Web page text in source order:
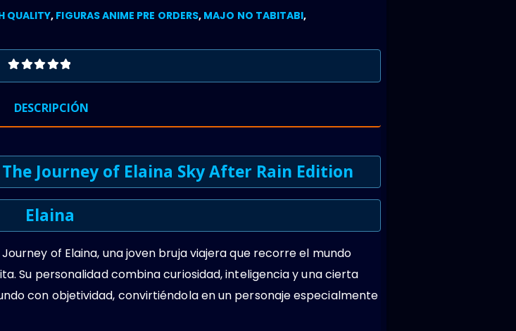
QUALITY, FIGURAS ANIME PRE ORDERS, MAJO NO TABITABI,
DESCRIPCIÓN
Journey of Elaina Sky After Rain Edition
Elaina
of Elaina, una joven bruja viajera que recorre el mundo
Su personalidad combina curiosidad, inteligencia y una cierta
con objetividad, convirtiéndola en un personaje especialmente